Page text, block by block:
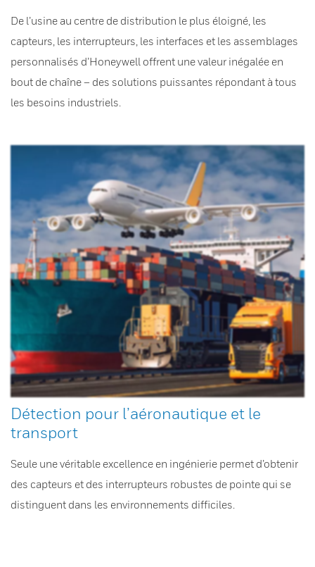
De l’usine au centre de distribution le plus éloigné, les
capteurs, les interrupteurs, les interfaces et les assemblages
personnalisés d’Honeywell offrent une valeur inégalée en
bout de chaîne – des solutions puissantes répondant à tous
les besoins industriels.
Détection pour l’aéronautique et le
transport
Seule une véritable excellence en ingénierie permet d’obtenir
des capteurs et des interrupteurs robustes de pointe qui se
distinguent dans les environnements difficiles.